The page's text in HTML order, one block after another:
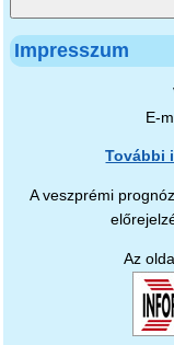
Impresszum
E-
További
A veszprémi
Az